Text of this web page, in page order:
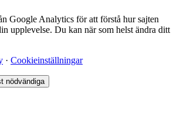
Google Analytics för att förstå hur sajten
upplevelse. Du kan när som helst ändra ditt
· Cookieinställningar
nödvändiga